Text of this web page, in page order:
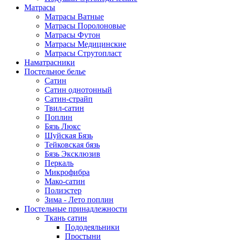
Матрасы
Матрасы Ватные
Матрасы Поролоновые
Матрасы Футон
Матрасы Медицинские
Матрасы Струтопласт
Наматрасники
Постельное белье
Сатин
Сатин однотонный
Сатин-страйп
Твил-сатин
Поплин
Бязь Люкс
Шуйская Бязь
Тейковская бязь
Бязь Эксклюзив
Перкаль
Микрофибра
Мако-сатин
Полиэстер
Зима - Лето поплин
Постельные принадлежности
Ткань сатин
Пододеяльники
Простыни